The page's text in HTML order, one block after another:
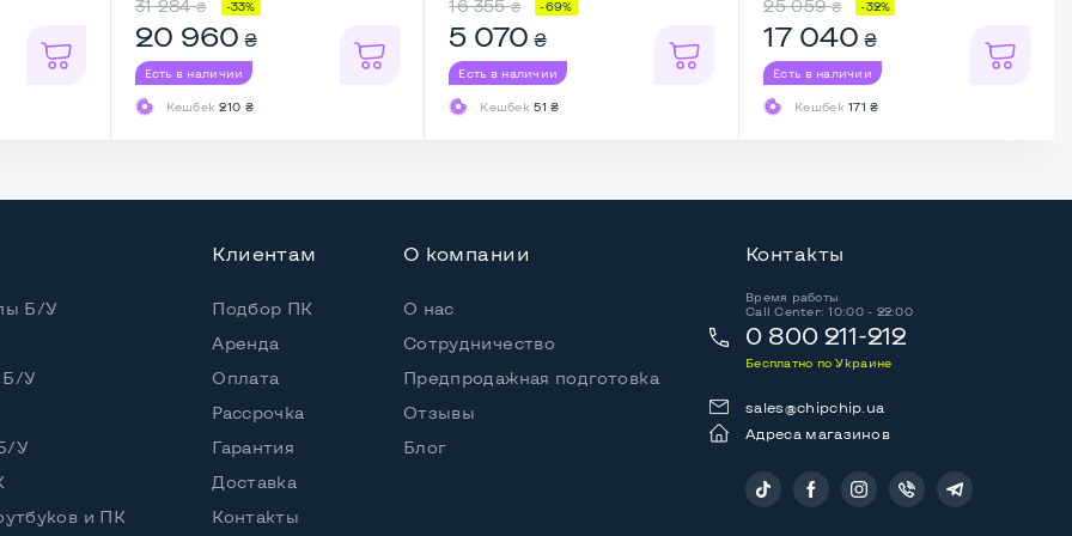
(30 дней)
и сзади
31 284 ₴ -33%
20 960 ₴
Есть в наличии
Кешбек210 ₴
16 355 ₴ -69%
5 070 ₴
Есть в наличии
Кешбек51 ₴
25 059 ₴ -32%
17 040 ₴
Есть в наличии
Кешбек171 ₴
Б/У
Б/У
У
и ПК
Клиентам
Подбор ПК
Аренда
Оплата
Рассрочка
Гарантия
Доставка
Контакты
О компании
О нас
Сотрудничество
Предпродажная подготовка
Отзывы
Блог
Контакты
Время работы
Call Center: 10:00 - 22:00
0 800 211-212
Бесплатно по Украине
sales@chipchip.ua
Адреса магазинов